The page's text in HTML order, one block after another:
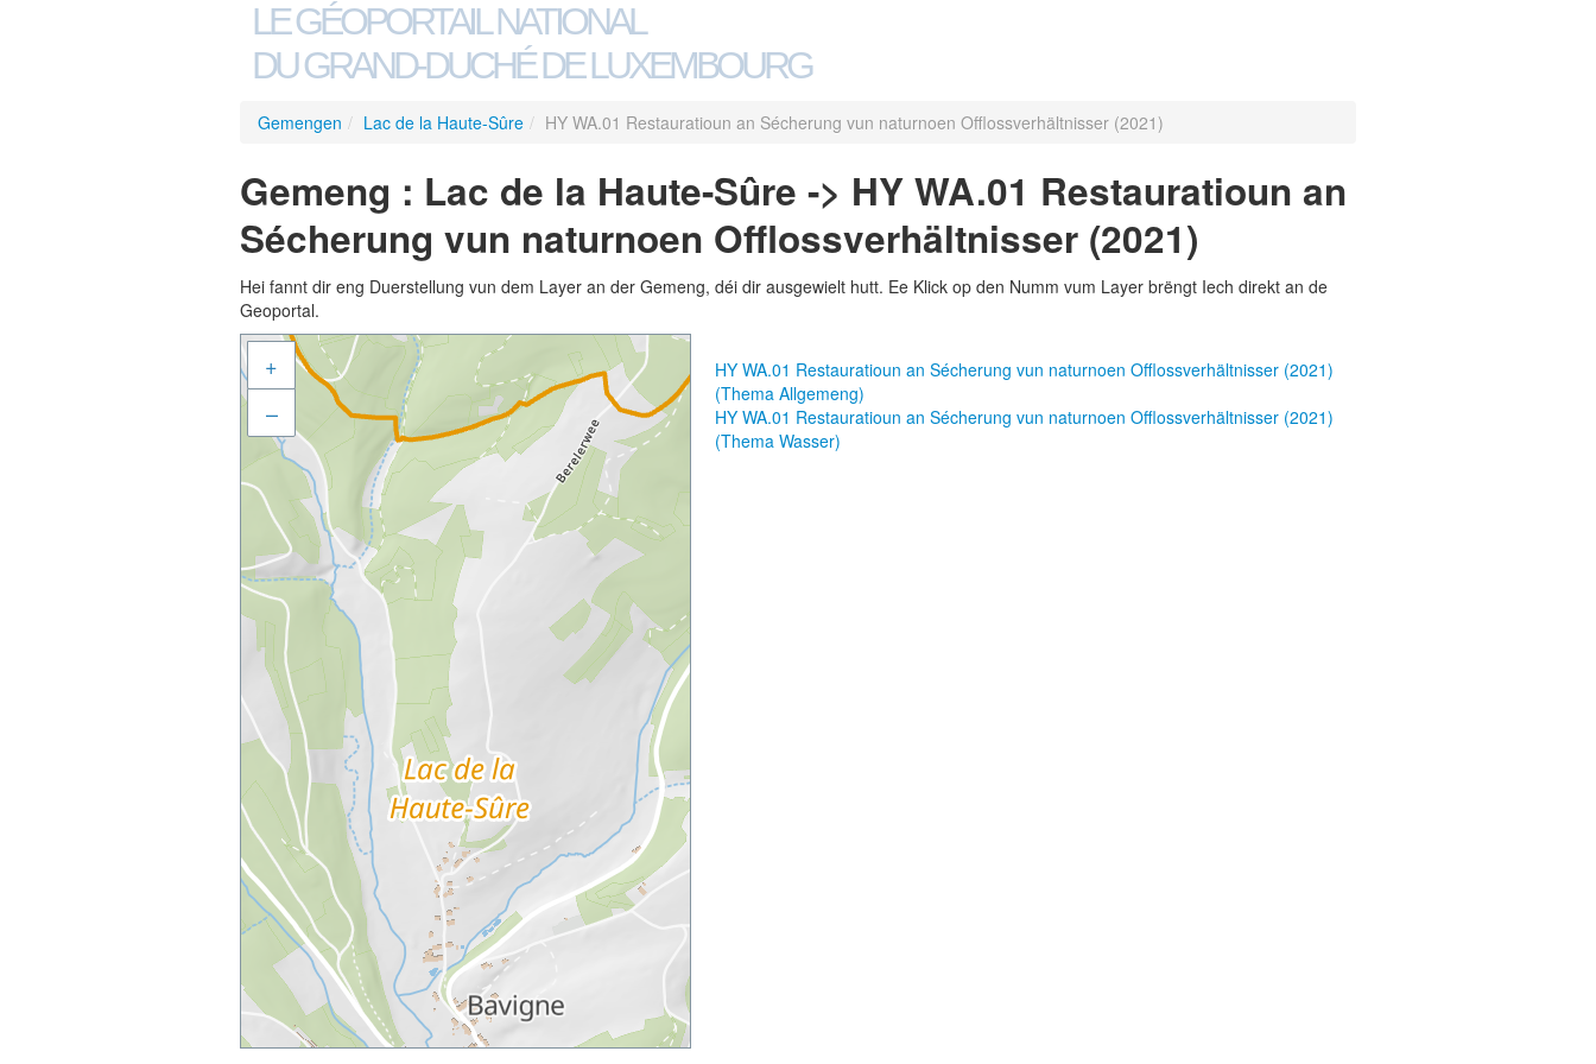
LE GÉOPORTAIL NATIONAL
DU GRAND-DUCHÉ DE LUXEMBOURG
Gemengen / Lac de la Haute-Sûre / HY WA.01 Restauratioun an Sécherung vun naturnoen Offlossverhältnisser (2021)
Gemeng : Lac de la Haute-Sûre -> HY WA.01 Restauratioun an
Sécherung vun naturnoen Offlossverhältnisser (2021)
Hei fannt dir eng Duerstellung vun dem Layer an der Gemeng, déi dir ausgewielt hutt. Ee Klick op den Numm vum Layer brëngt Iech direkt an de
Geoportal.
+
–
HY WA.01 Restauratioun an Sécherung vun naturnoen Offlossverhältnisser (2021)
(Thema Allgemeng)
HY WA.01 Restauratioun an Sécherung vun naturnoen Offlossverhältnisser (2021)
(Thema Wasser)